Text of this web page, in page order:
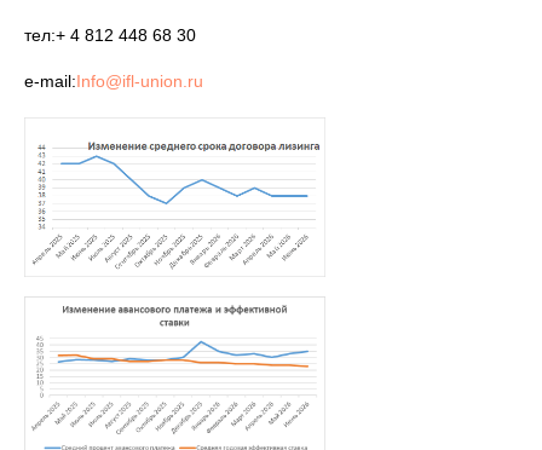
тел:+ 4 812 448 68 30
e-mail:Info@ifl-union.ru